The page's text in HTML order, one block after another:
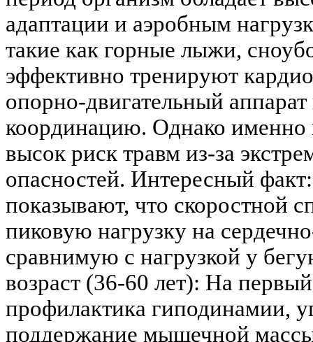
адаптации и аэробным
такие как горные лыжи,
эффективно тренируют
опорно-двигательный
координацию. Однако именно
высок риск травм из-за
опасностей. Интересный
показывают, что скоростной
пиковую нагрузку на
сравнимую с нагрузкой у
возраст (36-60 лет): На
профилактика гиподинамии,
поддержание мышечной